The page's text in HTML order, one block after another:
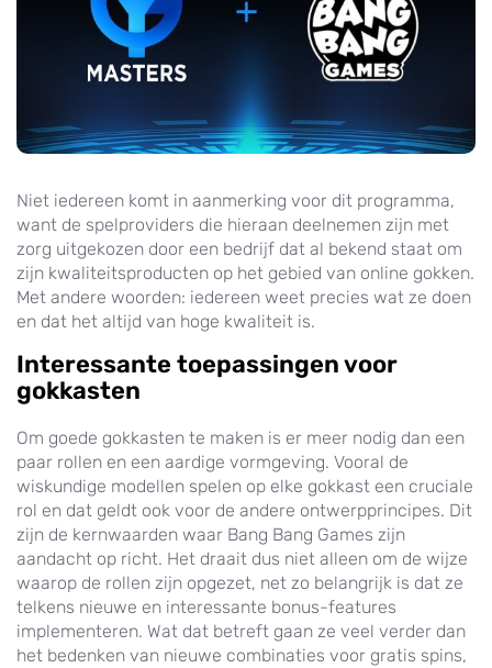
Niet iedereen komt in aanmerking voor dit programma,
want de spelproviders die hieraan deelnemen zijn met
zorg uitgekozen door een bedrijf dat al bekend staat om
zijn kwaliteitsproducten op het gebied van online gokken.
Met andere woorden: iedereen weet precies wat ze doen
en dat het altijd van hoge kwaliteit is.
Interessante toepassingen voor
gokkasten
Om goede gokkasten te maken is er meer nodig dan een
paar rollen en een aardige vormgeving. Vooral de
wiskundige modellen spelen op elke gokkast een cruciale
rol en dat geldt ook voor de andere ontwerpprincipes. Dit
zijn de kernwaarden waar Bang Bang Games zijn
aandacht op richt. Het draait dus niet alleen om de wijze
waarop de rollen zijn opgezet, net zo belangrijk is dat ze
telkens nieuwe en interessante bonus-features
implementeren. Wat dat betreft gaan ze veel verder dan
het bedenken van nieuwe combinaties voor gratis spins,